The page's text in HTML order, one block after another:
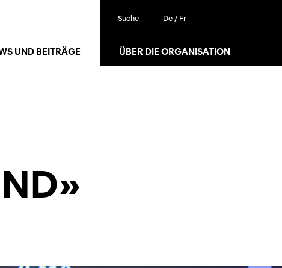
Suche De / Fr
UND BEITRÄGE ÜBER DIE ORGANISATION